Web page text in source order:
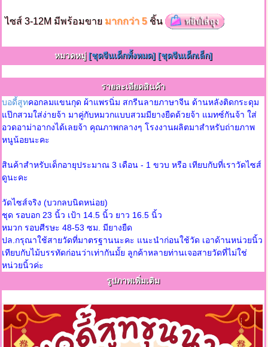
ไซส์ 3-12M มีพร้อมขาย มากกว่า 5ชิ้น
หมวดหมู่[ชุดจีนเด็กทั้งหมด] [ชุดจีนเด็กเล็ก]
รายละเอียดสินค้า
บอดี้สูทคอกลมแขนกุด ผ้าแพรนิ่ม สกรีนลายภาษาจีน ด้านหลังติดกระดุม
แป๊กสวมใส่ง่ายจ้า มาคู่กับหมวกแบบสวมมียางยืดด้วยจ้า แมทซ์กันจ้า ใส่
อวดอาม่าอากงได้เลยจ้า คุณภาพกลางๆ โรงงานผลิตมาสำหรับถ่ายภาพ
หนูน้อยนะคะ
สินค้าสำหรับเด็กอายุประมาณ 3 เดือน - 1 ขวบ หรือ เทียบกับที่เราวัดไซส์
ดูนะคะ
วัดไซส์จริง (บวกลบนิดหน่อย)
ชุด รอบอก 23 นิ้ว เป้า 14.5 นิ้ว ยาว 16.5 นิ้ว
หมวก รอบศีรษะ 48-53 ซม. มียางยืด
ปล.กรุณาใช้สายวัดที่มาตรฐานนะคะ แนะนำก่อนใช้วัด เอาด้านหน่วยนิ้ว
เทียบกับไม้บรรทัดก่อนว่าเท่ากันมั้ย ลูกค้าหลายท่านเจอสายวัดที่ไม่ใช่
หน่วยนิ้วค่ะ
รูปภาพเพิ่มเติม